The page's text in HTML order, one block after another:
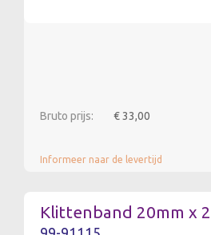
Bruto prijs: € 33,00
Informeer naar de levertijd
Klittenband 20mm x